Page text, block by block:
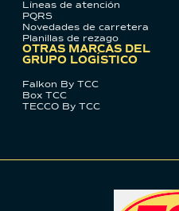
Líneas de atención
PQRS
Novedades de carretera
Planillas de rezago
OTRAS MARCAS DEL
GRUPO LOGÍSTICO
Falkon By TCC
Box TCC
TECCO By TCC